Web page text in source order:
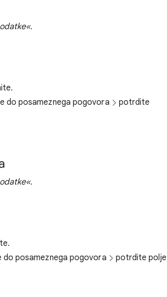
do posameznega pogovora
potrdite
posameznega pogovora
potrdite polje